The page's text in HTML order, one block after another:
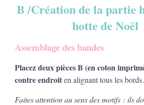
B /Création de la partie
hotte de Noël
Assemblage des bandes
Placez deux pièces B (en coton
contre endroiten alignant tous les bords.
Faites attention au sens des motifs : ils